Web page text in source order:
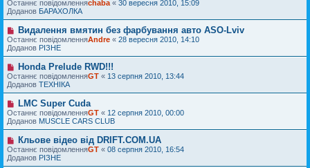
я
м
л
е
н
н
я
в
і
д
м
л
е
н
н
я
в
е
п
о
в
і
д
м
л
е
н
н
я
Останнє повідомленняchaba « 30 вересня 2010, 15:09
Доданов БАРАХОЛКА
Н
о
в
е
п
о
в
і
д
м
л
е
н
н
я
Видалення вмятин без фарбування авто ASO-Lviv
Останнє повідомленняAndre « 28 вересня 2010, 14:10
Доданов РІЗНЕ
Н
о
в
е
п
о
в
і
д
м
л
е
Honda Prelude RWD!!!
Останнє повідомленняGT « 13 серпня 2010, 13:44
Доданов ТЕХНІКА
о
в
е
п
о
в
і
LMC Super Cuda
Останнє повідомленняGT « 12 серпня 2010, 00:00
Доданов MUSCLE CARS CLUB
Н
о
в
е
Кльове відео від DRIFT.COM.UA
Останнє повідомленняGT « 08 серпня 2010, 16:54
Доданов РІЗНЕ